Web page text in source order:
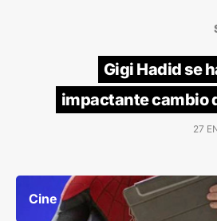
Gigi Hadid se
impactante cambio
27
Cine